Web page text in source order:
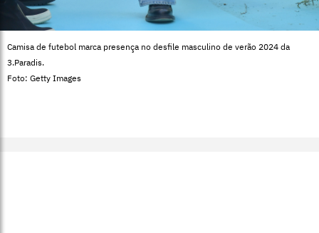
Camisa de futebol marca presença no desfile masculino de verão 2024 da
3.Paradis.
Foto: Getty Images